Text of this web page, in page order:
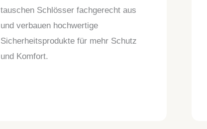
tauschen Schlösser fachgerecht aus
und verbauen hochwertige
Sicherheitsprodukte für mehr Schutz
und Komfort.